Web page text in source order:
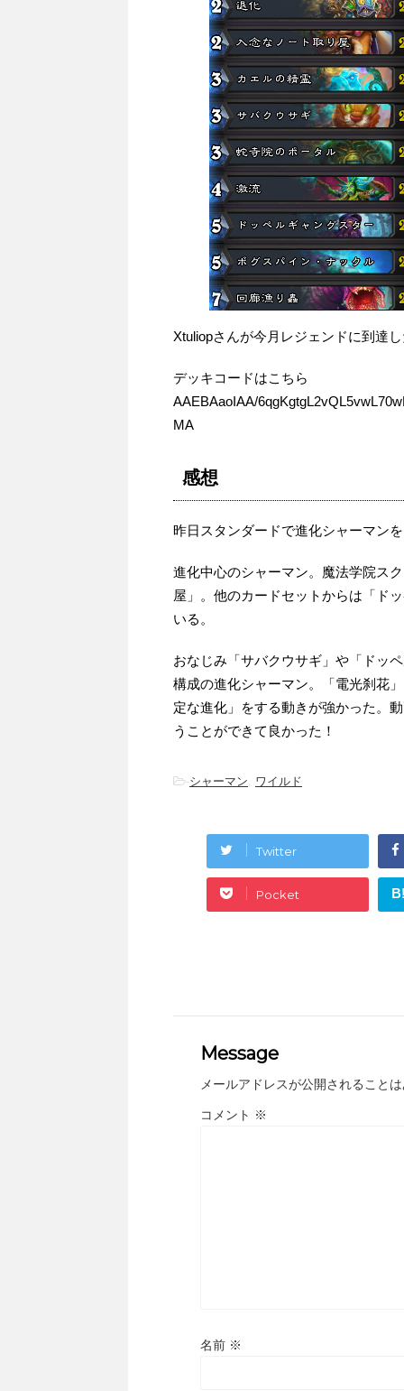
Xtuliopさんが今月レジェンドに到達
デッキコードはこちら
AAEBAaoIAA/
MA
感想
昨日スタンダードで進化シャーマン
進化中心のシャーマン。魔法学院ス
屋」。他のカードセットからは「ド
いる。
おなじみ「サバクウサギ」や「ドッ
構成の進化シャーマン。「電光刹花
定な進化」をする動きが強かった。
うことができて良かった！
-シャーマン, ワイルド
Twitter
Pocket
Message
メールアドレスが公開されること
コメント ※
名前 ※